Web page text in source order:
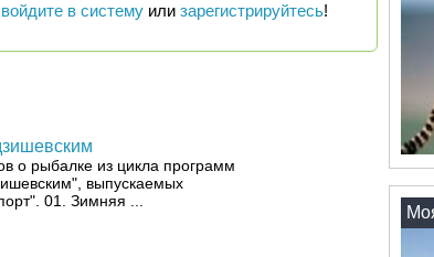
войдите в систему или зарегистрируйтесь!
о рыбалке из цикла программ
выпускаемых
01. Зимняя ...